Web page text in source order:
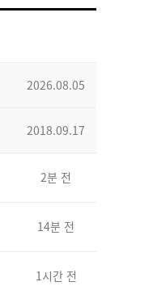
2026.08.05
2018.09.17
2분 전
14분 전
1시간 전